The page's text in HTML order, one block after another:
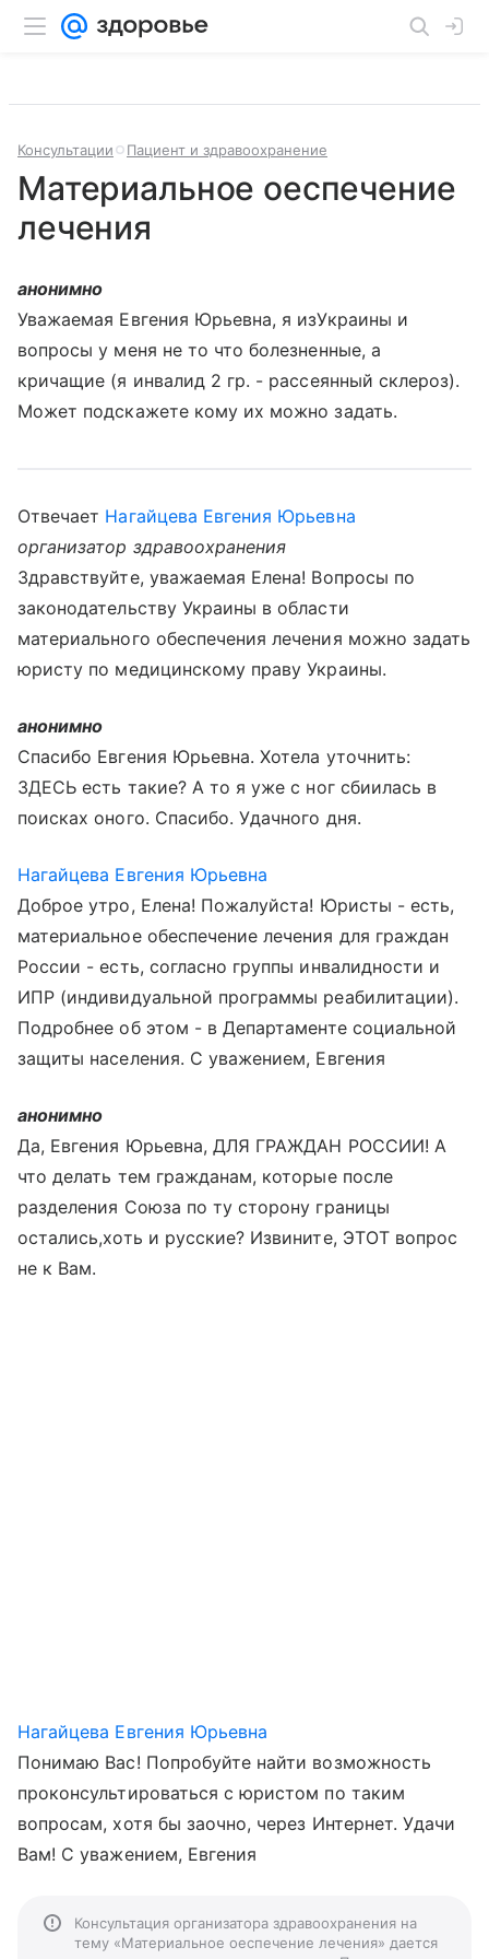
Консультации Пациент и здравоохранение
Материальное оеспечение
лечения
анонимно
Уважаемая Евгения Юрьевна, я изУкраины и
вопросы у меня не то что болезненные, а
кричащие (я инвалид 2 гр. - рассеянный склероз).
Может подскажете кому их можно задать.
Отвечает Нагайцева Евгения Юрьевна
организатор здравоохранения
Здравствуйте, уважаемая Елена! Вопросы по
законодательству Украины в области
материального обеспечения лечения можно задать
юристу по медицинскому праву Украины.
анонимно
Спасибо Евгения Юрьевна. Хотела уточнить:
ЗДЕСЬ есть такие? А то я уже с ног сбиилась в
поисках оного. Спасибо. Удачного дня.
Нагайцева Евгения Юрьевна
Доброе утро, Елена! Пожалуйста! Юристы - есть,
материальное обеспечение лечения для граждан
России - есть, согласно группы инвалидности и
ИПР (индивидуальной программы реабилитации).
Подробнее об этом - в Департаменте социальной
защиты населения. С уважением, Евгения
анонимно
Да, Евгения Юрьевна, ДЛЯ ГРАЖДАН РОССИИ! А
что делать тем гражданам, которые после
разделения Союза по ту сторону границы
остались,хоть и русские? Извините, ЭТОТ вопрос
не к Вам.
Нагайцева Евгения Юрьевна
Понимаю Вас! Попробуйте найти возможность
проконсультироваться с юристом по таким
вопросам, хотя бы заочно, через Интернет. Удачи
Вам! С уважением, Евгения
Консультация организатора здравоохранения на
тему «Материальное оеспечение лечения» дается